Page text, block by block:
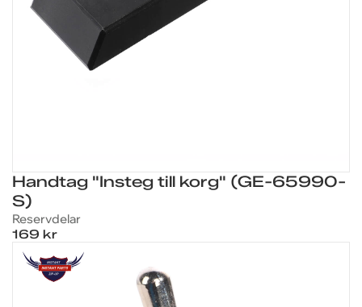
Handtag "Insteg till korg" (GE-65990-
S)
Reservdelar
169 kr